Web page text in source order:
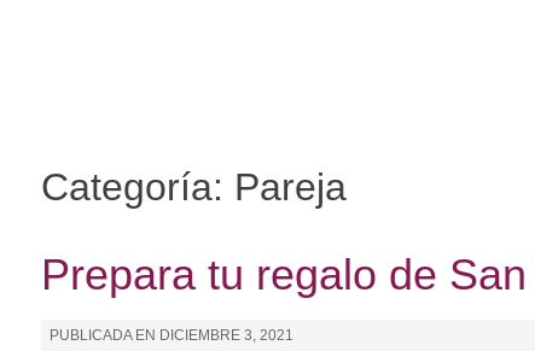
Categoría: Pareja
Prepara tu regalo de
PUBLICADA EN DICIEMBRE 3, 2021